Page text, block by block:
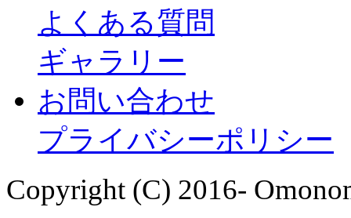
よくある質問
ギャラリー
お問い合わせ
プライバシーポリシー
Copyright (C) 2016-